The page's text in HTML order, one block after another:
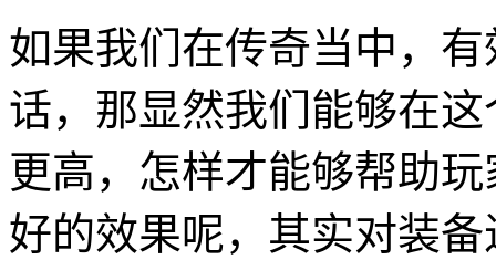
如果我们在传奇当中，
话，那显然我们能够在
更高，怎样才能够帮助
好的效果呢，其实对装